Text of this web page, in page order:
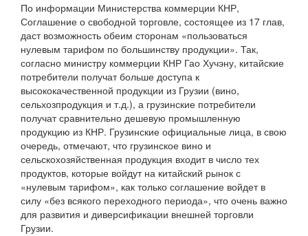
По информации Министерства коммерции КНР,
Соглашение о свободной торговле, состоящее из 17 глав,
даст возможность обеим сторонам «пользоваться
нулевым тарифом по большинству продукции». Так,
согласно министру коммерции КНР Гао Хучэну, китайские
потребители получат больше доступа к
высококачественной продукции из Грузии (вино,
сельхозпродукция и т.д.), а грузинские потребители
получат сравнительно дешевую промышленную
продукцию из КНР. Грузинские официальные лица, в свою
очередь, отмечают, что грузинское вино и
сельскохозяйственная продукция входит в число тех
продуктов, которые войдут на китайский рынок с
«нулевым тарифом», как только соглашение войдет в
силу «без всякого переходного периода», что очень важно
для развития и диверсификации внешней торговли
Грузии.